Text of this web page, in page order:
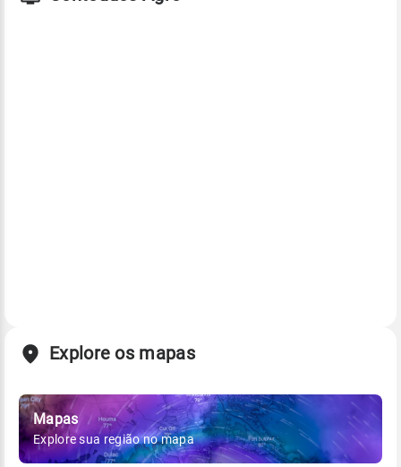
Explore os mapas
Mapas
Explore sua região no mapa